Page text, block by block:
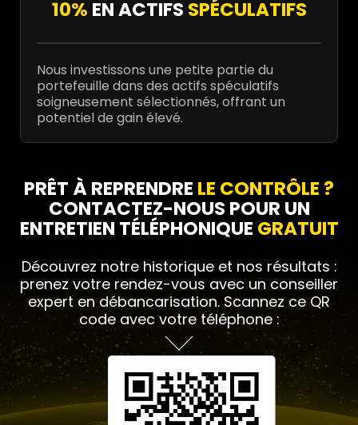
10% EN ACTIFS SPÉCULATIFS
Nous investissons une petite partie du
portefeuille dans des actifs spéculatifs
soigneusement sélectionnés, offrant un
potentiel de gain élevé.
PRÊT À REPRENDRE LE CONTRÔLE ?
CONTACTEZ-NOUS POUR UN
ENTRETIEN TÉLÉPHONIQUE GRATUIT
Découvrez notre historique et nos résultats :
prenez votre rendez-vous avec un conseiller
expert en débancarisation. Scannez ce QR
code avec votre téléphone :